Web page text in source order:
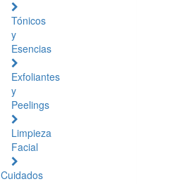
Tónicos
y
Esencias
Exfoliantes
y
Peelings
Limpieza
Facial
Cuidados